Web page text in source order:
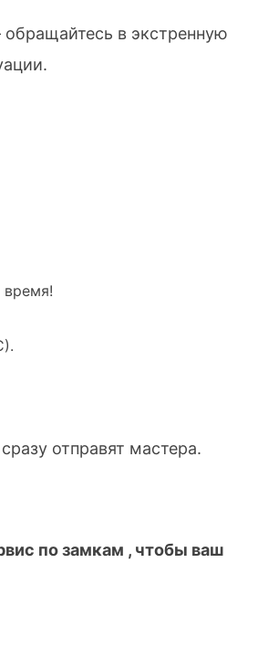
в экстренную
время!
отправят мастера.
по замкам , чтобы ваш